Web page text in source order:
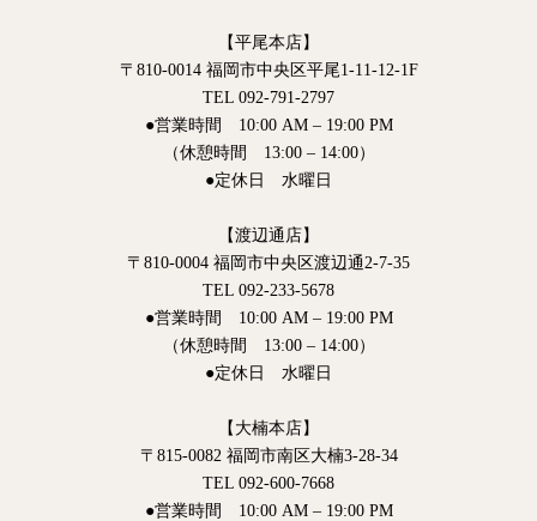
【平尾本店】
〒810-0014 福岡市中央区平尾1-11-12-1F
TEL 092-791-2797
●営業時間 10:00 AM – 19:00 PM
（休憩時間 13:00 – 14:00）
●定休日 水曜日
【渡辺通店】
〒810-0004 福岡市中央区渡辺通2-7-35
TEL 092-233-5678
●営業時間 10:00 AM – 19:00 PM
（休憩時間 13:00 – 14:00）
●定休日 水曜日
【大楠本店】
〒815-0082 福岡市南区大楠3-28-34
TEL 092-600-7668
●営業時間 10:00 AM – 19:00 PM